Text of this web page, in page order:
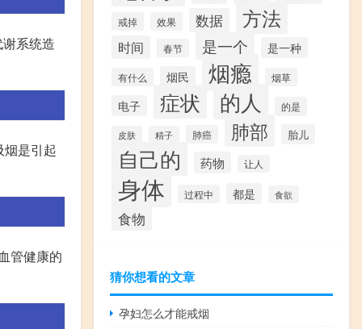
系统造
是引起
管健康的
戒掉 效果 数据 方法
时间 春节 是一个 是一种
有什么 烟民 烟瘾 烟草
电子 症状 的人 的是
皮肤 精子 肺癌 肺部 胎儿
自己的 药物 让人
身体 过程中 都是 食欲
食物
猜你想看的文章
孕妇怎么才能戒烟